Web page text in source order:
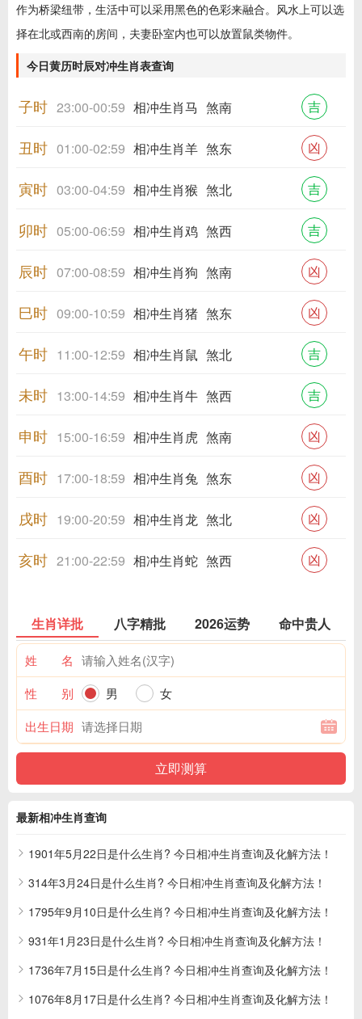
作为桥梁纽带，生活中可以采用黑色的色彩来融合。风水上可以选
择在北或西南的房间，夫妻卧室内也可以放置鼠类物件。
今日黄历时辰对冲生肖表查询
子时 23:00-00:59 相冲生肖马 煞南 吉
丑时 01:00-02:59 相冲生肖羊 煞东 凶
寅时 03:00-04:59 相冲生肖猴 煞北 吉
卯时 05:00-06:59 相冲生肖鸡 煞西 吉
辰时 07:00-08:59 相冲生肖狗 煞南 凶
巳时 09:00-10:59 相冲生肖猪 煞东 凶
午时 11:00-12:59 相冲生肖鼠 煞北 吉
未时 13:00-14:59 相冲生肖牛 煞西 吉
申时 15:00-16:59 相冲生肖虎 煞南 凶
酉时 17:00-18:59 相冲生肖兔 煞东 凶
戌时 19:00-20:59 相冲生肖龙 煞北 凶
亥时 21:00-22:59 相冲生肖蛇 煞西 凶
生肖详批 八字精批 2026运势 命中贵人
姓 名
性 别
男
女
出生日期
最新相冲生肖查询
1901年5月22日是什么生肖? 今日相冲生肖查询及化解方法！
314年3月24日是什么生肖? 今日相冲生肖查询及化解方法！
1795年9月10日是什么生肖? 今日相冲生肖查询及化解方法！
931年1月23日是什么生肖? 今日相冲生肖查询及化解方法！
1736年7月15日是什么生肖? 今日相冲生肖查询及化解方法！
1076年8月17日是什么生肖? 今日相冲生肖查询及化解方法！